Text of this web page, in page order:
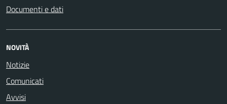
Documenti e dati
NOVITÀ
Notizie
Comunicati
Avvisi